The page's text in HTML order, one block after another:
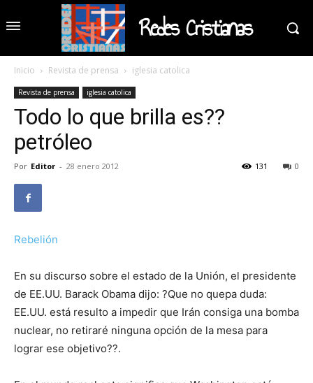
Redes Cristianas
Inicio Revista de prensa iglesia catolica
Revista de prensa iglesia catolica
Todo lo que brilla es??
petróleo
Por Editor - 28 enero 2012 0
131
Rebelión
En su discurso sobre el estado de la Unión, el presidente
de EE.UU. Barack Obama dijo: ?Que no quepa duda:
EE.UU. está resulto a impedir que Irán consiga una bomba
nuclear, no retiraré ninguna opción de la mesa para
lograr ese objetivo??.